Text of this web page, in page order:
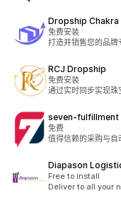
Dropship Chakra
免费安装
打造并销售您的品牌
RCJ Dropship
免费安装
通过实时同步实现珠
免费
值得信赖的采购与自
Diapason
Free to install
Deliver to all your